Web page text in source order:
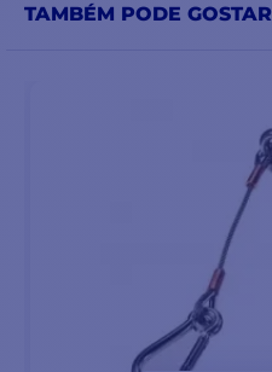
TAMBÉM PODE GOSTAR